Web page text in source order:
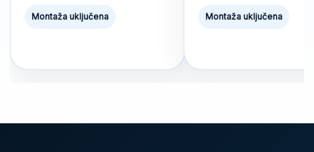
Montaža uključena
price
Montaža uključena